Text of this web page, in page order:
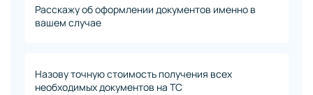
Расскажу об оформлении документов именно в
вашем случае
Назову точную стоимость получения всех
необходимых документов на ТС